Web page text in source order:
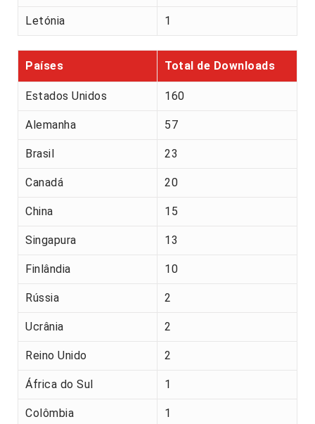
Letónia 1
Países Total de Downloads
Estados Unidos 160
Alemanha 57
Brasil 23
Canadá 20
China 15
Singapura 13
Finlândia 10
Rússia 2
Ucrânia 2
Reino Unido 2
África do Sul 1
Colômbia 1